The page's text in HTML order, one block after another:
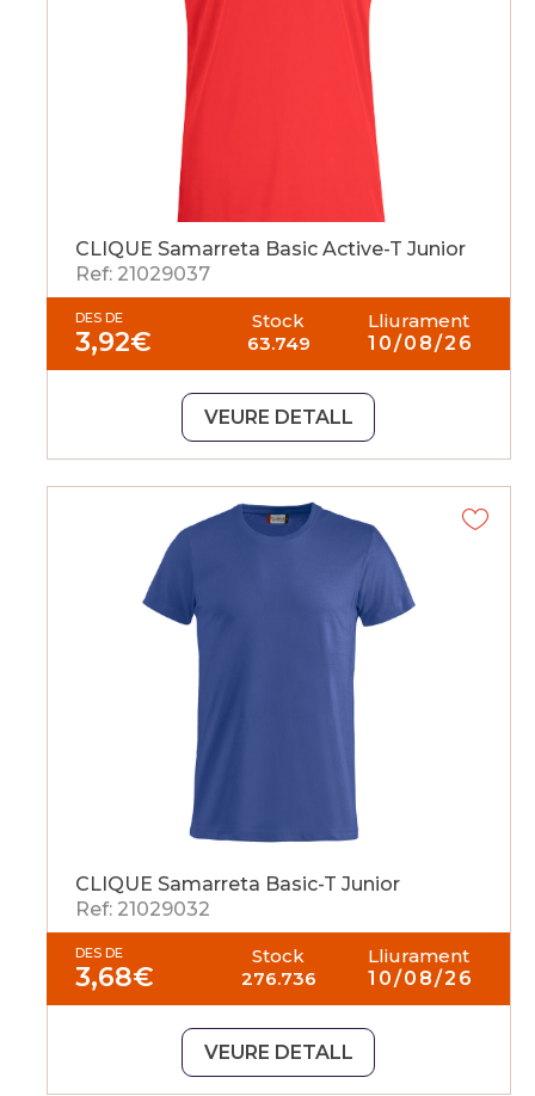
CLIQUE Samarreta Basic Active-T Junior
Ref: 21029037
DES DE
3,92€
Stock
63.749
Lliurament
10/08/26
VEURE DETALL
CLIQUE Samarreta Basic-T Junior
Ref: 21029032
DES DE
3,68€
Stock
276.736
Lliurament
10/08/26
VEURE DETALL